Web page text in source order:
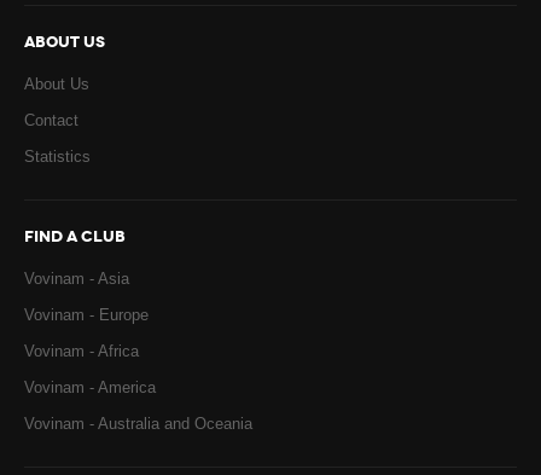
ABOUT US
About Us
Contact
Statistics
FIND A CLUB
Vovinam - Asia
Vovinam - Europe
Vovinam - Africa
Vovinam - America
Vovinam - Australia and Oceania